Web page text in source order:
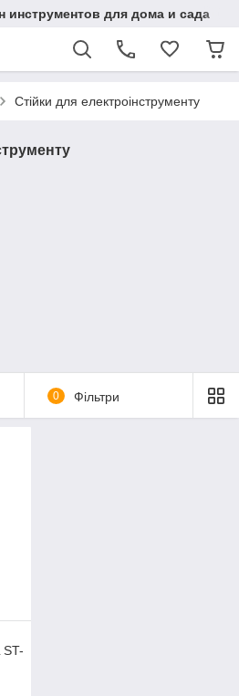
для дома и сада
Стійки для електроінструменту
0 Фільтри